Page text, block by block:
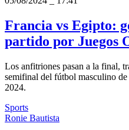
Francia vs Egipto:
partido por Juegos
Los anfitriones pasan a la final,
semifinal del fútbol masculino
2024.
Sports
Ronie Bautista